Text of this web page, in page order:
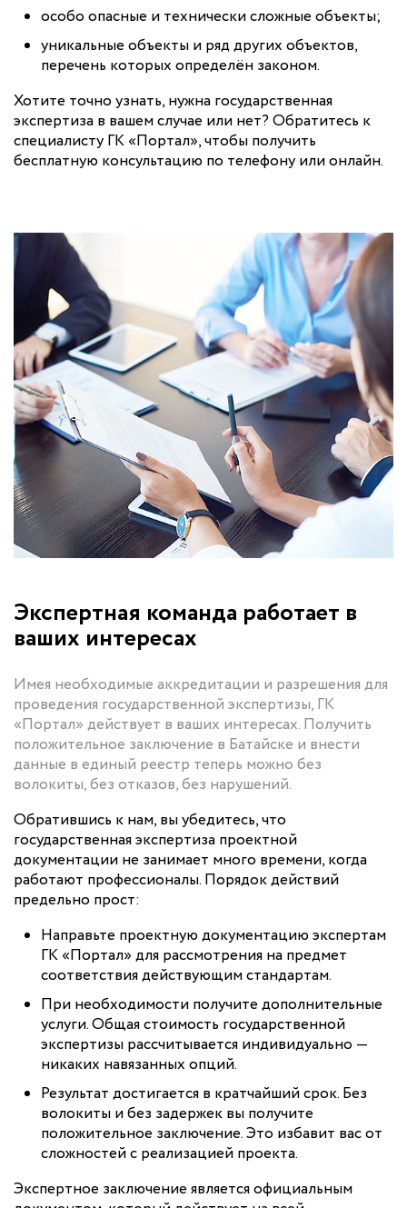
особо опасные и технически сложные объекты;
уникальные объекты и ряд других объектов,
перечень которых определён законом.
Хотите точно узнать, нужна государственная
экспертиза в вашем случае или нет? Обратитесь к
специалисту ГК «Портал», чтобы получить
бесплатную консультацию по телефону или онлайн.
Экспертная команда работает в
ваших интересах
Имея необходимые аккредитации и разрешения для
проведения государственной экспертизы, ГК
«Портал» действует в ваших интересах. Получить
положительное заключение в Батайске и внести
данные в единый реестр теперь можно без
волокиты, без отказов, без нарушений.
Обратившись к нам, вы убедитесь, что
государственная экспертиза проектной
документации не занимает много времени, когда
работают профессионалы. Порядок действий
предельно прост:
Направьте проектную документацию экспертам
ГК «Портал» для рассмотрения на предмет
соответствия действующим стандартам.
При необходимости получите дополнительные
услуги. Общая стоимость государственной
экспертизы рассчитывается индивидуально —
никаких навязанных опций.
Результат достигается в кратчайший срок. Без
волокиты и без задержек вы получите
положительное заключение. Это избавит вас от
сложностей с реализацией проекта.
Экспертное заключение является официальным